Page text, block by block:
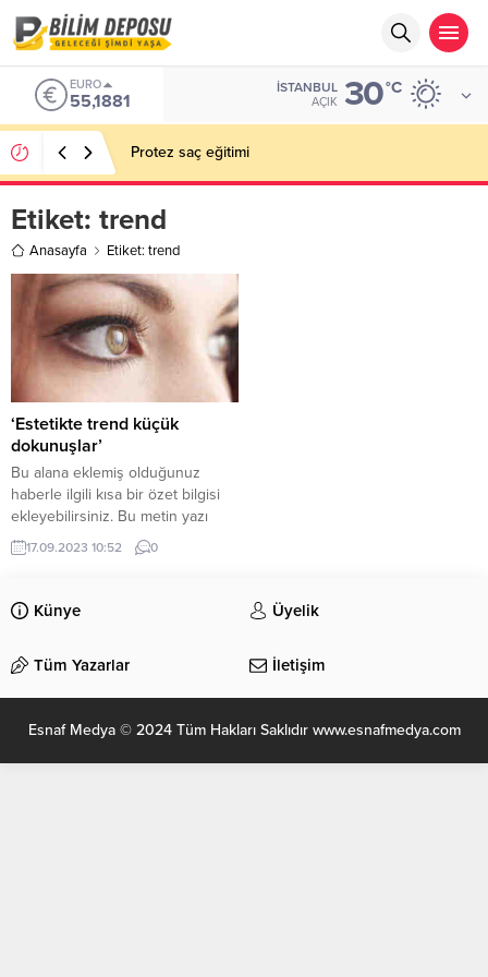
EURO
55,1881
İSTANBUL
AÇIK 30°C
Protez saç eğitimi
Etiket: trend
Anasayfa Etiket: trend
‘Estetikte trend küçük
dokunuşlar’
Bu alana eklemiş olduğunuz
haberle ilgili kısa bir özet bilgisi
ekleyebilirsiniz. Bu metin yazı
düzenleme sayfasında “Özet”
bölümünden eklenebilir. Özet
olarak bu şekilde gösterilir,
eklenmemişse bu alan boş kalır.
17.09.2023 10:52 0
Künye Üyelik
Tüm Yazarlar İletişim
Esnaf Medya © 2024 Tüm Hakları Saklıdır www.esnafmedya.com